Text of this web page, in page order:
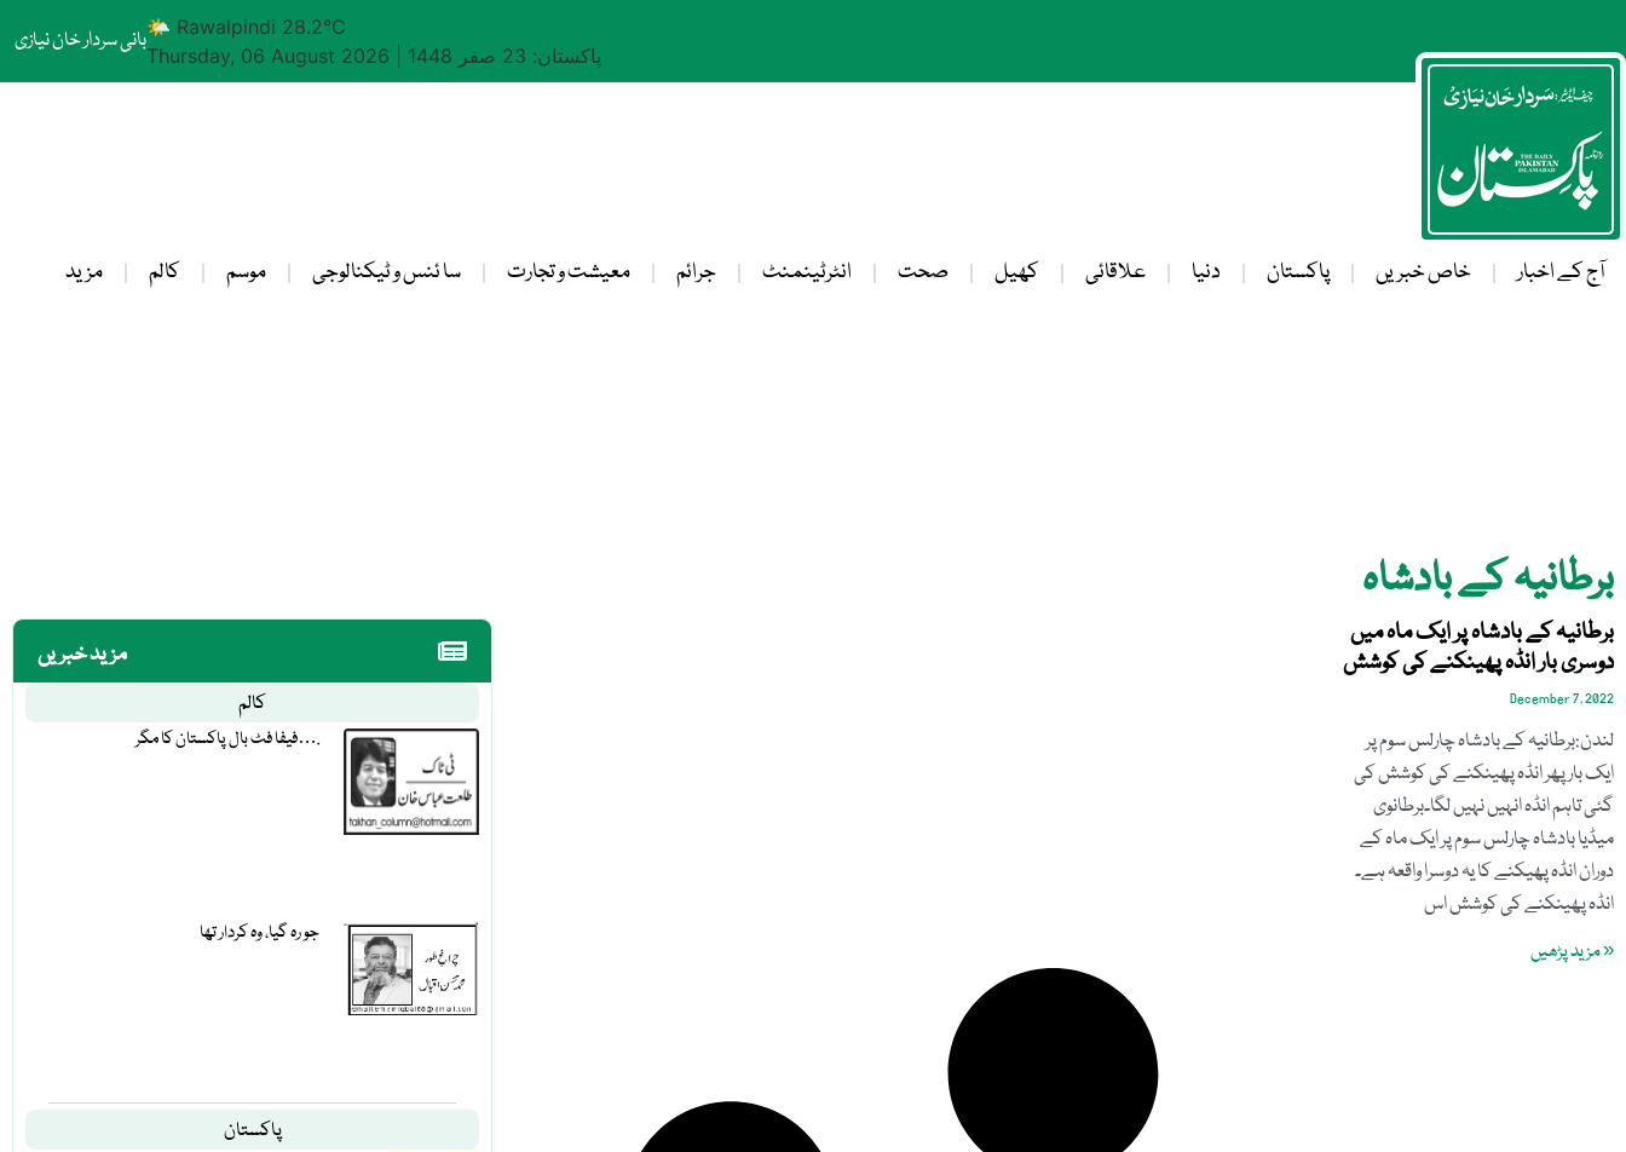
بانی سردار خان نیازی🌤 Rawalpindi 28.2°C
Thursday, 06 August 2026
پاکستان: 23 صفر 1448
آج کے اخبار خاص خبریں پاکستان دنیا علاقائی کھیل صحت انٹرٹینمنٹ جرائم معیشت و تجارت سا ئنس و ٹیکنالوجی موسم کالم مزید
برطانیہ کے بادشاہ
مزید خبریں
کالم
فیفا فٹ بال پاکستان کا مگر….
جو رہ گیا، وہ کردار تھا
پاکستان
برطانیہ کے بادشاہ پر ایک ماہ میں
دوسری بار انڈہ پھینکنے کی کوشش
December 7, 2022
لندن:برطانیہ کے بادشاہ چارلس سوم پر
ایک بار پھر انڈہ پھینکنے کی کوشش کی
گئی تاہم انڈہ انہیں نہیں لگا۔برطانوی
میڈیا بادشاہ چارلس سوم پر ایک ماہ کے
دوران انڈہ پھیکنے کا یہ دوسرا واقعہ ہے۔
انڈہ پھینکنے کی کوشش اس
« مزید پڑھیں